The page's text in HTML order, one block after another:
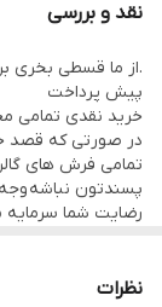
وضعیت کالا
نقد و بررسی
پیش پرداخت
خرید نقدی تمامی
در صورتی که قصد
پسندتون نباشه
رضایت شما
از فلسطین اشعالی)
نظرات